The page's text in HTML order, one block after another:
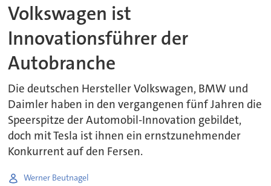
Volkswagen ist
Innovationsführer der
Autobranche
Die deutschen Hersteller Volkswagen, BMW und
Daimler haben in den vergangenen fünf Jahren die
Speerspitze der Automobil-Innovation gebildet,
doch mit Tesla ist ihnen ein ernstzunehmender
Konkurrent auf den Fersen.
Werner Beutnagel